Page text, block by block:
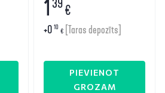
1 €
+0 10 € [Taras depozīts]
PIEVIENOT
GROZAM